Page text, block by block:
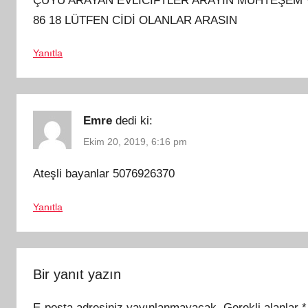
86 18 LÜTFEN CİDİ OLANLAR ARASIN
Yanıtla
Emre dedi ki:
Ekim 20, 2019, 6:16 pm
Ateşli bayanlar 5076926370
Yanıtla
Bir yanıt yazın